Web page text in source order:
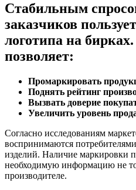
Стабильным
заказчиков
логотипа на
позволяет:
Промаркировать
Поднять рейтинг
Вызвать доверие
Увеличить уровень
Согласно исследованиям
воспринимаются потребителями
изделий. Наличие маркировки
необходимую информацию не
производителе.